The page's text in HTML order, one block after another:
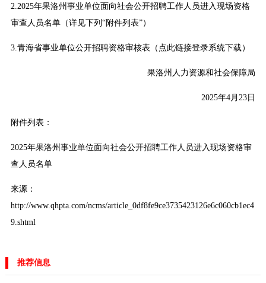
2.2025年果洛州事业单位面向社会公开招聘工作人员进入现场资格
审查人员名单（详见下列“附件列表”）
3.青海省事业单位公开招聘资格审核表（点此链接登录系统下载）
果洛州人力资源和社会保障局
2025年4月23日
附件列表：
2025年果洛州事业单位面向社会公开招聘工作人员进入现场资格审
查人员名单
来源：
http://www.qhpta.com/ncms/article_0df8fe9ce3735423126e6c060cb1ec4
9.shtml
推荐信息